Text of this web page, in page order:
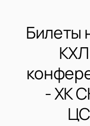
Билеты
- ХК